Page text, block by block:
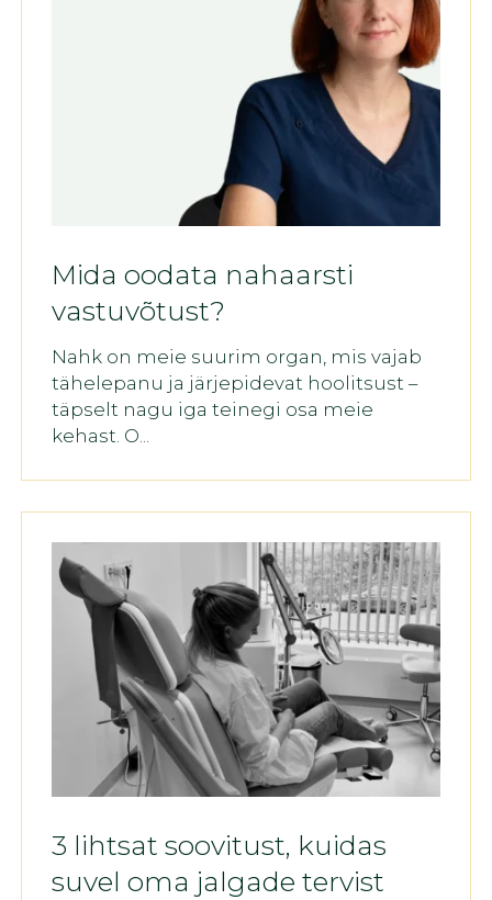
Mida oodata nahaarsti
vastuvõtust?
Nahk on meie suurim organ, mis vajab
tähelepanu ja järjepidevat hoolitsust –
täpselt nagu iga teinegi osa meie
kehast. O...
3 lihtsat soovitust, kuidas
suvel oma jalgade tervist